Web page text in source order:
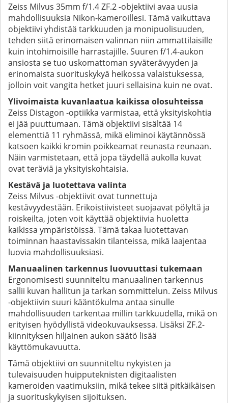
Zeiss Milvus 35mm f/1.4 ZF.2 -objektiivi avaa uusia
mahdollisuuksia Nikon-kameroillesi. Tämä vaikuttava
objektiivi yhdistää tarkkuuden ja monipuolisuuden,
tehden siitä erinomaisen valinnan niin ammattilaisille
kuin intohimoisille harrastajille. Suuren f/1.4-aukon
ansiosta se tuo uskomattoman syväterävyyden ja
erinomaista suorituskykyä heikossa valaistuksessa,
jolloin voit vangita hetket juuri sellaisina kuin ne ovat.
Ylivoimaista kuvanlaatua kaikissa olosuhteissa
Zeiss Distagon -optiikka varmistaa, että yksityiskohtia
ei jää puuttumaan. Tämä objektiivi sisältää 14
elementtiä 11 ryhmässä, mikä eliminoi käytännössä
katsoen kaikki kromin poikkeamat reunasta reunaan.
Näin varmistetaan, että jopa täydellä aukolla kuvat
ovat teräviä ja yksityiskohtaisia.
Kestävä ja luotettava valinta
Zeiss Milvus -objektiivit ovat tunnettuja
kestävyydestään. Erikoistiivisteet suojaavat pölyltä ja
roiskeilta, joten voit käyttää objektiivia huoletta
kaikissa ympäristöissä. Tämä takaa luotettavan
toiminnan haastavissakin tilanteissa, mikä laajentaa
luovia mahdollisuuksiasi.
Manuaalinen tarkennus luovuuttasi tukemaan
Ergonomisesti suunniteltu manuaalinen tarkennus
sallii kuvan hallitun ja tarkan sommittelun. Zeiss Milvus
-objektiivin suuri kääntökulma antaa sinulle
mahdollisuuden tarkentaa millin tarkkuudella, mikä on
erityisen hyödyllistä videokuvauksessa. Lisäksi ZF.2-
kiinnityksen hiljainen aukon säätö lisää
käyttömukavuutta.
Tämä objektiivi on suunniteltu nykyisten ja
tulevaisuuden huipputeknisten digitaalisten
kameroiden vaatimuksiin, mikä tekee siitä pitkäikäisen
ja suorituskykyisen sijoituksen.